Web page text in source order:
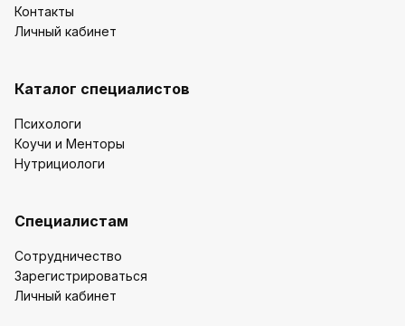
Контакты
Личный кабинет
Каталог специалистов
Психологи
Коучи и Менторы
Нутрициологи
Специалистам
Сотрудничество
Зарегистрироваться
Личный кабинет